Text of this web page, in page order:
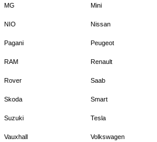
MG Mini
NIO Nissan
Pagani Peugeot
RAM Renault
Rover Saab
Skoda Smart
Suzuki Tesla
Vauxhall Volkswagen